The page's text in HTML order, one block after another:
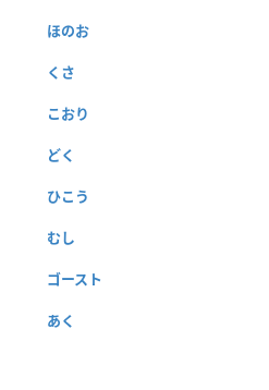
ほのお
くさ
こおり
どく
ひこう
むし
ゴースト
あく